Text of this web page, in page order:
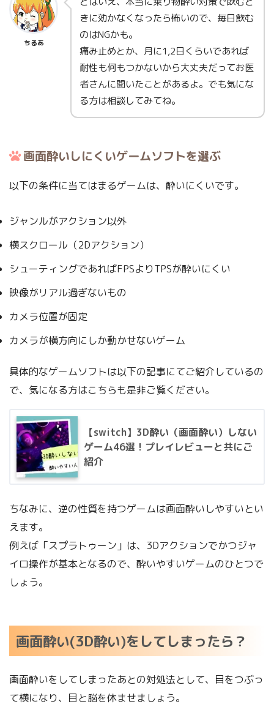
ちるあ
きに効かなくなったら怖いので、毎日飲む
のはNGかも。
痛み止めとか、月に1,2日くらいであれば
耐性も何もつかないから大丈夫だってお医
者さんに聞いたことがあるよ。でも気にな
る方は相談してみてね。
画面酔いしにくいゲームソフトを選ぶ
以下の条件に当てはまるゲームは、酔いにくいです。
ジャンルがアクション以外
横スクロール（2Dアクション）
シューティングであればFPSよりTPSが酔いにくい
映像がリアル過ぎないもの
カメラ位置が固定
カメラが横方向にしか動かせないゲーム
具体的なゲームソフトは以下の記事にてご紹介しているの
で、気になる方はこちらも是非ご覧ください。
【switch】3D酔い（画面酔い）しない
ゲーム46選！プレイレビューと共にご
紹介
ちなみに、逆の性質を持つゲームは画面酔いしやすいとい
えます。
例えば「スプラトゥーン」は、3Dアクションでかつジャ
イロ操作が基本となるので、酔いやすいゲームのひとつで
しょう。
画面酔い(3D酔い)をしてしまったら？
画面酔いをしてしまったあとの対処法として、目をつぶっ
て横になり、目と脳を休ませましょう。